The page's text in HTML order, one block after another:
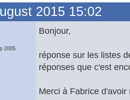
2015 15:02
2005
Bonjour,
réponse sur les listes
réponses que c'est
Merci à Fabrice